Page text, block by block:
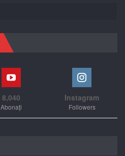
8,040
Abonați
Instagram
Followers